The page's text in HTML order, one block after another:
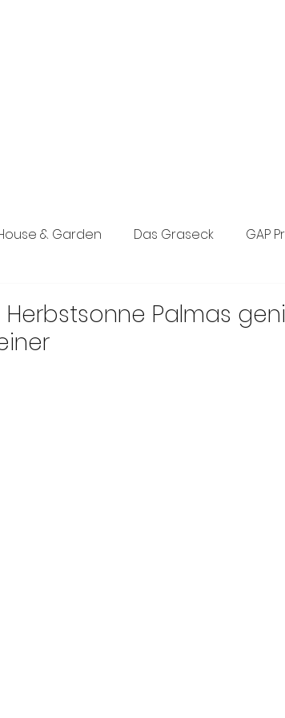
Tourismus, Hotel, Wellness und Lifestyle.
Social Media.
& Garden Das Graseck GAP
Palmas